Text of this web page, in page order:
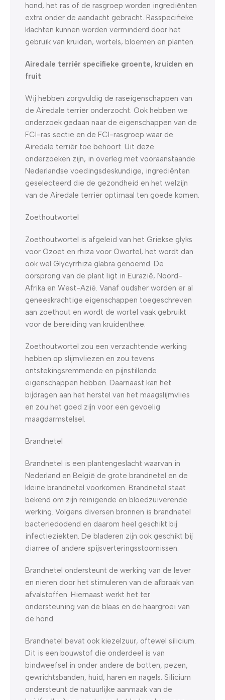
hond, het ras of de rasgroep worden ingrediënten
extra onder de aandacht gebracht. Rasspecifieke
klachten kunnen worden verminderd door het
gebruik van kruiden, wortels, bloemen en planten.
Airedale terriër specifieke groente, kruiden en
fruit
Wij hebben zorgvuldig de raseigenschappen van
de Airedale terriër onderzocht. Ook hebben we
onderzoek gedaan naar de eigenschappen van de
FCI-ras sectie en de FCI-rasgroep waar de
Airedale terriër toe behoort. Uit deze
onderzoeken zijn, in overleg met vooraanstaande
Nederlandse voedingsdeskundige, ingrediënten
geselecteerd die de gezondheid en het welzijn
van de Airedale terriër optimaal ten goede komen.
Zoethoutwortel
Zoethoutwortel is afgeleid van het Griekse glyks
voor Ozoet en rhiza voor Owortel, het wordt dan
ook wel Glycyrrhiza glabra genoemd. De
oorsprong van de plant ligt in Eurazië, Noord-
Afrika en West-Azië. Vanaf oudsher worden er al
geneeskrachtige eigenschappen toegeschreven
aan zoethout en wordt de wortel vaak gebruikt
voor de bereiding van kruidenthee.
Zoethoutwortel zou een verzachtende werking
hebben op slijmvliezen en zou tevens
ontstekingsremmende en pijnstillende
eigenschappen hebben. Daarnaast kan het
bijdragen aan het herstel van het maagslijmvlies
en zou het goed zijn voor een gevoelig
maagdarmstelsel.
Brandnetel
Brandnetel is een plantengeslacht waarvan in
Nederland en België de grote brandnetel en de
kleine brandnetel voorkomen. Brandnetel staat
bekend om zijn reinigende en bloedzuiverende
werking. Volgens diversen bronnen is brandnetel
bacteriedodend en daarom heel geschikt bij
infectieziekten. De bladeren zijn ook geschikt bij
diarree of andere spijsverteringsstoornissen.
Brandnetel ondersteunt de werking van de lever
en nieren door het stimuleren van de afbraak van
afvalstoffen. Hiernaast werkt het ter
ondersteuning van de blaas en de haargroei van
de hond.
Brandnetel bevat ook kiezelzuur, oftewel silicium.
Dit is een bouwstof die onderdeel is van
bindweefsel in onder andere de botten, pezen,
gewrichtsbanden, huid, haren en nagels. Silicium
ondersteunt de natuurlijke aanmaak van de